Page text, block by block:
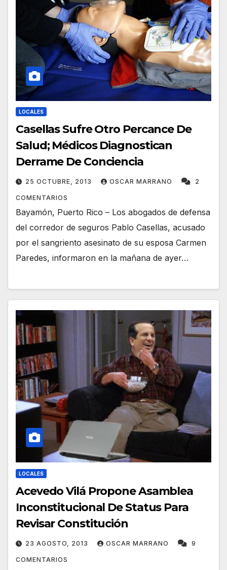
LOCALES
Casellas Sufre Otro Percance De
Salud; Médicos Diagnostican
Derrame De Conciencia
25 OCTUBRE, 2013 OSCAR MARRANO 2
COMENTARIOS
Bayamón, Puerto Rico – Los abogados de defensa
del corredor de seguros Pablo Casellas, acusado
por el sangriento asesinato de su esposa Carmen
Paredes, informaron en la mañana de ayer…
LOCALES
Acevedo Vilá Propone Asamblea
Inconstitucional De Status Para
Revisar Constitución
23 AGOSTO, 2013 OSCAR MARRANO 9
COMENTARIOS